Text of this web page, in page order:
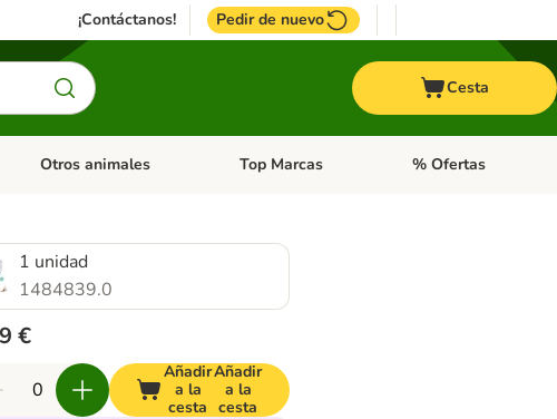
¡Contáctanos! Pedir de nuevo
Cesta
abierto: Roedores y +
Menú de categoria abierto: Pájaros
Otros animales Menú de categoria abierto: Otros animales
Top Marcas Menú de categoria
% Ofertas
1 unidad
1484839.0
€
Añadir
a la
cesta
Añadir
a la
cesta